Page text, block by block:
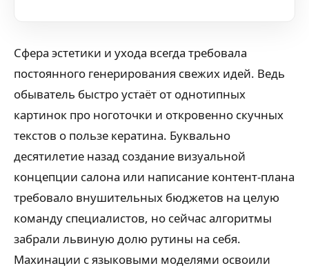
Сфера эстетики и ухода всегда требовала
постоянного генерирования свежих идей. Ведь
обыватель быстро устаёт от однотипных
картинок про ноготочки и откровенно скучных
текстов о пользе кератина. Буквально
десятилетие назад создание визуальной
концепции салона или написание контент-плана
требовало внушительных бюджетов на целую
команду специалистов, но сейчас алгоритмы
забрали львиную долю рутины на себя.
Махинации с языковыми моделями освоили